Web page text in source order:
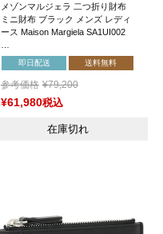
メゾンマルジェラ 二つ折り財布
ミニ財布 ブラック メンズ レディ
ース Maison Margiela SA1UI002
即日配送 送料無料
参考価格 ¥79,200
¥61,980税込
在庫切れ